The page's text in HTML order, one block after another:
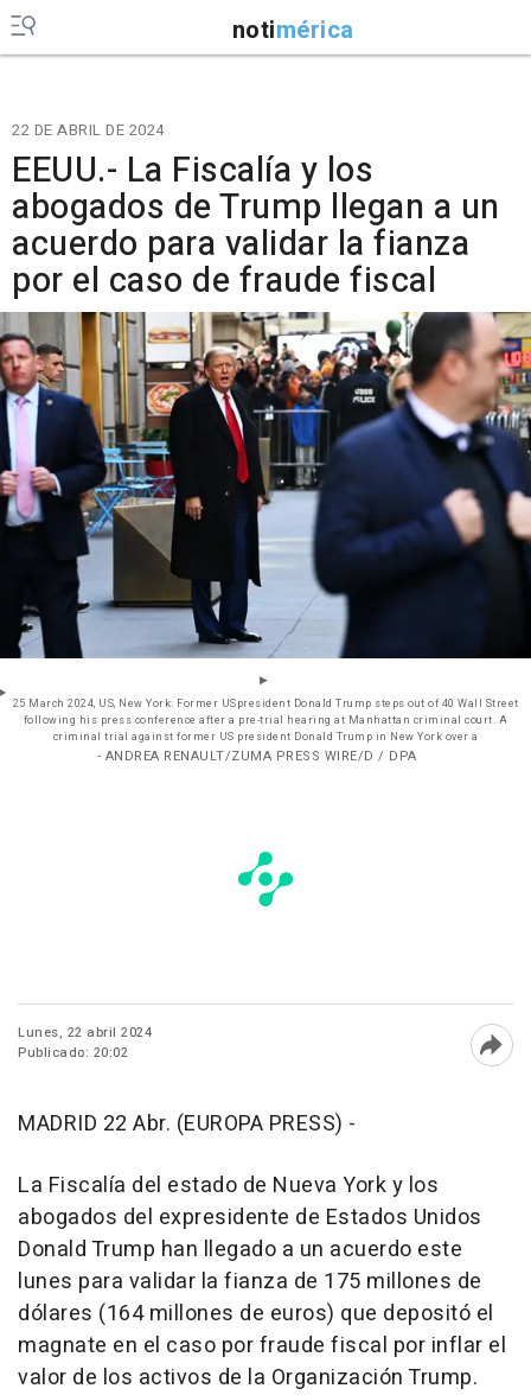
notimérica
22 DE ABRIL DE 2024
EEUU.- La Fiscalía y los
abogados de Trump llegan a un
acuerdo para validar la fianza
por el caso de fraude fiscal
25 March 2024, US, New York: Former USpresident Donald Trump steps out of 40 Wall Street
following his press conference after a pre-trial hearing at Manhattan criminal court. A
criminal trial against former US president Donald Trump in New York over a
- ANDREA RENAULT/ZUMA PRESS WIRE/D / DPA
Lunes, 22 abril 2024
Publicado: 20:02
MADRID 22 Abr. (EUROPA PRESS) -
La Fiscalía del estado de Nueva York y los
abogados del expresidente de Estados Unidos
Donald Trump han llegado a un acuerdo este
lunes para validar la fianza de 175 millones de
dólares (164 millones de euros) que depositó el
magnate en el caso por fraude fiscal por inflar el
valor de los activos de la Organización Trump.